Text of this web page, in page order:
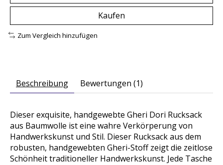
Kaufen
Zum Vergleich hinzufügen
Beschreibung Bewertungen (1)
Dieser exquisite, handgewebte Gheri Dori Rucksack
aus Baumwolle ist eine wahre Verkörperung von
Handwerkskunst und Stil. Dieser Rucksack aus dem
robusten, handgewebten Gheri-Stoff zeigt die zeitlose
Schönheit traditioneller Handwerkskunst. Jede Tasche